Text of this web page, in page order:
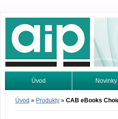
Úvod Novinky
Vyhledávání Tutoriály
Úvod » Produkty » CAB eBooks